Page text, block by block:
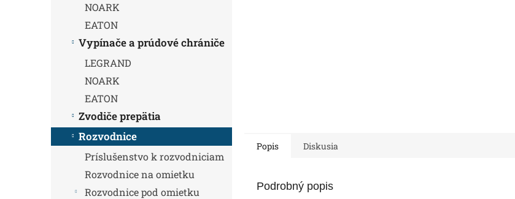
NOARK
EATON
Vypínače a prúdové chrániče
LEGRAND
NOARK
EATON
Zvodiče prepätia
Rozvodnice
Príslušenstvo k rozvodniciam
Rozvodnice na omietku
Rozvodnice pod omietku
Popis Diskusia
Podrobný popis